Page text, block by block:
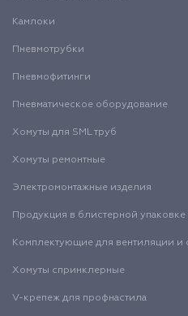
Камлоки
Пневмотрубки
Пневмофитинги
Пневматическое оборудование
Хомуты для SML труб
Хомуты ремонтные
Электромонтажные изделия
Продукция в блистерной упаковке
Комплектующие для вентиляции и
Хомуты спринклерные
V-крепеж для профнастила